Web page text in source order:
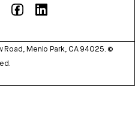
Menlo Park, CA 94025. ©